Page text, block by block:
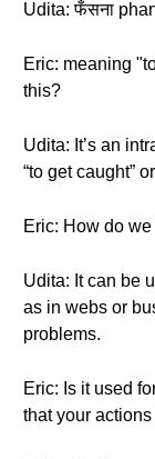
Udita: फँसना
Eric: meaning
this?
Udita: It’s an
“to get caught”
Eric: How do
Udita: It can be
as in webs or
problems.
Eric: Is it used
that your